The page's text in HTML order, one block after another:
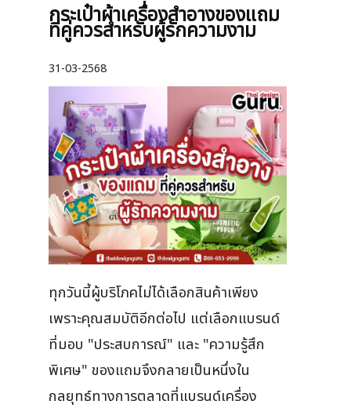
กระเป๋าผ้าเครื่องสําอางของแถม
ที่คู่ควรสำหรับผู้รักความงาม
31-03-2568
ทุกวันนี้ผู้บริโภคไม่ได้เลือกสินค้าเพียง
เพราะคุณสมบัติอีกต่อไป แต่เลือกแบรนด์
ที่มอบ "ประสบการณ์" และ "ความรู้สึก
พิเศษ" ของแถมจึงกลายเป็นหนึ่งใน
กลยุทธ์ทางการตลาดที่แบรนด์เครื่อง